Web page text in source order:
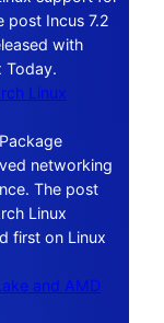
post Incus 7.2
with
Today.
Linux
networking
The post
Linux
first on Linux
and AMD